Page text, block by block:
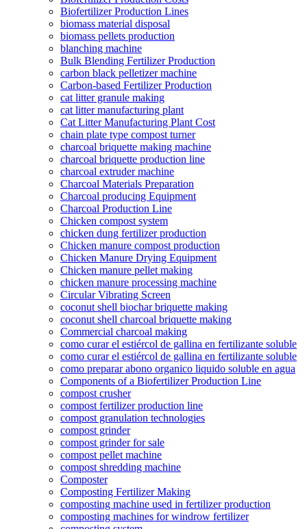
Biofertilizer Production Lines
biomass material disposal
biomass pellets production
blanching machine
Bulk Blending Fertilizer Production
carbon black pelletizer machine
Carbon-based Fertilizer Production
cat litter granule making
cat litter manufacturing plant
Cat Litter Manufacturing Plant Cost
chain plate type compost turner
charcoal briquette making machine
charcoal briquette production line
charcoal extruder machine
Charcoal Materials Preparation
Charcoal producing Equipment
Charcoal Production Line
Chicken compost system
chicken dung fertilizer production
Chicken manure compost production
Chicken Manure Drying Equipment
Chicken manure pellet making
chicken manure processing machine
Circular Vibrating Screen
coconut shell biochar briquette making
coconut shell charcoal briquette making
Commercial charcoal making
como curar el estiércol de gallina en fertilizante soluble
como curar el estiércol de gallina en fertilizante soluble
como preparar abono organico liquido soluble en agua
Components of a Biofertilizer Production Line
compost crusher
compost fertilizer production line
compost granulation technologies
compost grinder
compost grinder for sale
compost pellet machine
compost shredding machine
Composter
Composting Fertilizer Making
composting machine used in fertilizer production
composting machines for windrow fertilizer